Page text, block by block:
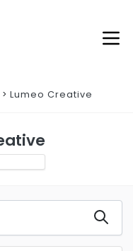
Lumeo Creative